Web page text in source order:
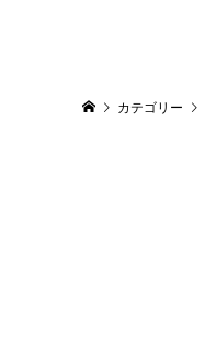
カテゴリー